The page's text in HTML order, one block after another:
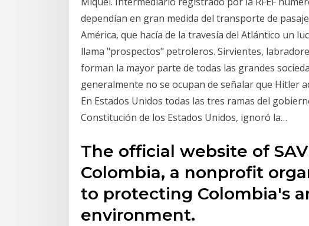
dependían en gran medida del transporte de
América, que hacía de la travesía del Atlántico un
llama "prospectos" petroleros. Sirvientes,
forman la mayor parte de todas las grandes
generalmente no se ocupan de señalar que Hitler
En Estados Unidos todas las tres ramas del
Constitución de los Estados Unidos, ignoró la…
The official website of
Colombia, a nonprofit
to protecting Colombia's
environment.